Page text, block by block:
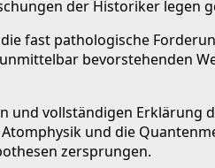
der Historiker legen
fast pathologische
bevorstehenden
vollständigen Erklärung
und die
zersprungen.